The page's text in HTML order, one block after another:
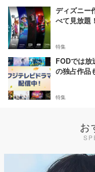
ディズニー
べて見放題
特集
FODでは放
の独占作品
特集
お